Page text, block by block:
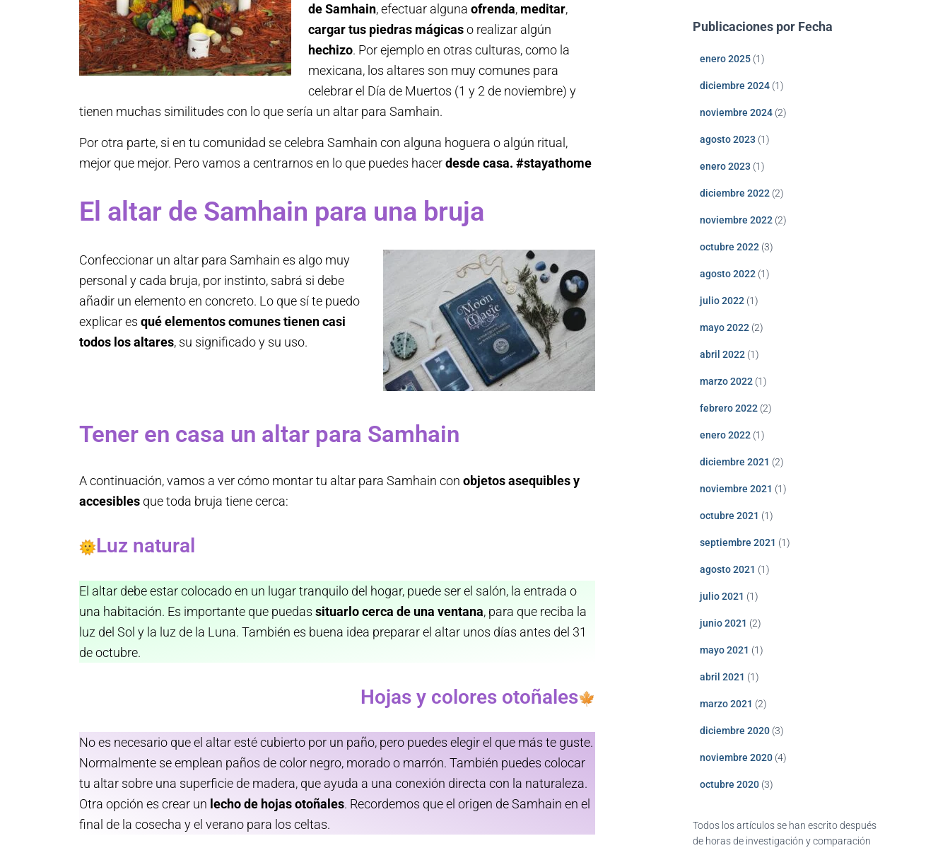
de Samhain, efectuar alguna ofrenda, meditar,
cargar tus piedras mágicaso realizar algún
hechizo. Por ejemplo en otras culturas, como la
mexicana, los altares son muy comunes para
celebrar el Día de Muertos (1 y 2 de noviembre) y
tienen muchas similitudes con lo que sería un altar para Samhain.
Por otra parte, si en tu comunidad se celebra Samhain con alguna hoguera o algún ritual,
mejor que mejor. Pero vamos a centrarnos en lo que puedes hacerdesde casa. #stayathome
El altar de Samhain para una bruja
Confeccionar un altar para Samhain es algo muy
personal y cada bruja, por instinto, sabrá si debe
añadir un elemento en concreto. Lo que sí te puedo
explicar es qué elementos comunes tienen casi
todos los altares, su significado y su uso.
Tener en casa un altar para Samhain
A continuación, vamos a ver cómo montar tu altar para Samhain con objetos asequibles y
accesibles que toda bruja tiene cerca:
Luz natural
El altar debe estar colocado en un lugar tranquilo del hogar, puede ser el salón, la entrada o
una habitación. Es importante que puedas situarlo cerca de una ventana, para que reciba la
luz del Sol y la luz de la Luna. También es buena idea preparar el altar unos días antes del 31
de octubre.
Hojas y colores otoñales
No es necesario que el altar esté cubierto por un paño, pero puedes elegir el que más te guste.
Normalmente se emplean paños de color negro, morado o marrón. También puedes colocar
tu altar sobre una superficie de madera, que ayuda a una conexión directa con la naturaleza.
Otra opción es crear un lecho de hojas otoñales. Recordemos que el origen de Samhain en el
final de la cosecha y el verano para los celtas.
Publicaciones por Fecha
enero 2025(1)
diciembre 2024(1)
noviembre 2024(2)
agosto 2023(1)
enero 2023(1)
diciembre 2022(2)
noviembre 2022(2)
octubre 2022(3)
agosto 2022(1)
julio 2022(1)
mayo 2022(2)
abril 2022(1)
marzo 2022(1)
febrero 2022(2)
enero 2022(1)
diciembre 2021 (2)
noviembre 2021 (1)
octubre 2021 (1)
septiembre 2021 (1)
agosto 2021 (1)
julio 2021 (1)
junio 2021 (2)
mayo 2021 (1)
abril 2021 (1)
marzo 2021 (2)
diciembre 2020(3)
noviembre 2020(4)
octubre 2020(3)
Todos los artículos se han escrito después
de horas de investigación y comparación